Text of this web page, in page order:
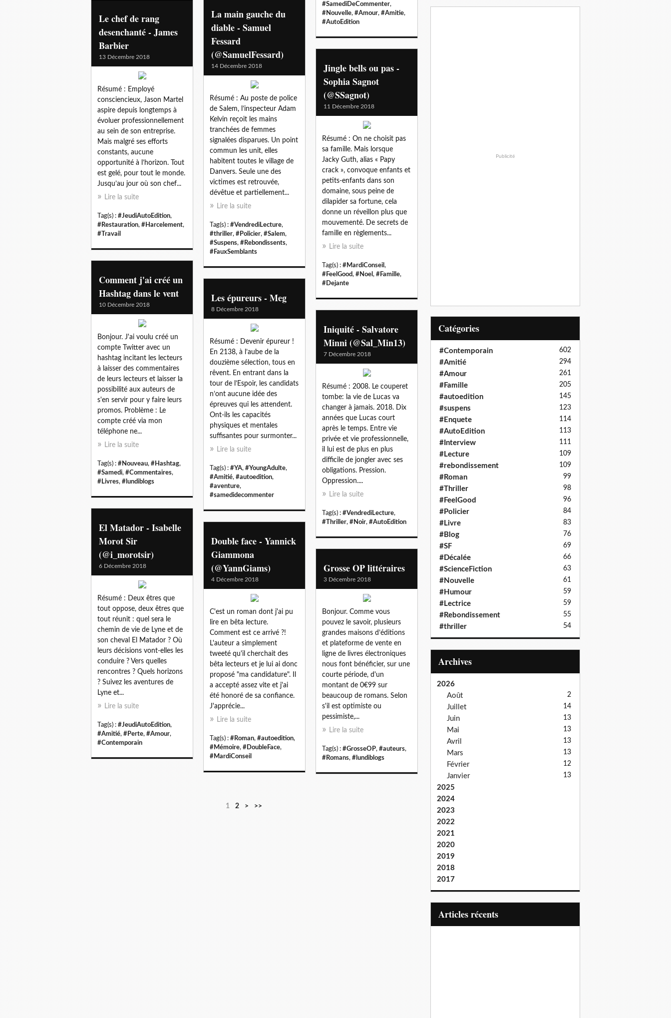
#SamediDeCommenter,
#Nouvelle, #Amour, #Amitie,
#AutoEdition
La main gauche du
diable - Samuel
Fessard
(@SamuelFessard)
14 Décembre 2018
Résumé : Au poste de police
de Salem, l’inspecteur Adam
Kelvin reçoit les mains
tranchées de femmes
signalées disparues. Un point
commun les unit, elles
habitent toutes le village de
Danvers. Seule une des
victimes est retrouvée,
dévêtue et partiellement...
Lire la suite
Tag(s) : #VendrediLecture,
#thriller, #Policier, #Salem,
#Suspens, #Rebondissents,
#FauxSemblants
Le chef de rang
desenchanté - James
Barbier
13 Décembre 2018
Résumé : Employé
consciencieux, Jason Martel
aspire depuis longtemps à
évoluer professionnellement
au sein de son entreprise.
Mais malgré ses efforts
constants, aucune
opportunité à l’horizon. Tout
est gelé, pour tout le monde.
Jusqu’au jour où son chef...
Lire la suite
Tag(s) : #JeudiAutoEdition,
#Restauration, #Harcelement,
#Travail
Jingle bells ou pas -
Sophia Sagnot
(@SSagnot)
11 Décembre 2018
Résumé : On ne choisit pas
sa famille. Mais lorsque
Jacky Guth, alias « Papy
crack », convoque enfants et
petits-enfants dans son
domaine, sous peine de
dilapider sa fortune, cela
donne un réveillon plus que
mouvementé. De secrets de
famille en règlements...
Lire la suite
Tag(s) : #MardiConseil ,
#FeelGood, #Noel , #Famille,
#Dejante
Comment j'ai créé un
Hashtag dans le vent
10 Décembre 2018
Bonjour. J'ai voulu créé un
compte Twitter avec un
hashtag incitant les lecteurs
à laisser des commentaires
de leurs lecteurs et laisser la
possibilité aux auteurs de
s'en servir pour y faire leurs
promos. Problème : Le
compte créé via mon
téléphone ne...
Lire la suite
Tag(s) : #Nouveau, #Hashtag,
#Samedi, #Commentaires,
#Livres, #lundiblogs
Les épureurs - Meg
8 Décembre 2018
Résumé : Devenir épureur !
En 2138, à l’aube de la
douzième sélection, tous en
rêvent. En entrant dans la
tour de l’Espoir, les candidats
n’ont aucune idée des
épreuves qui les attendent.
Ont-ils les capacités
physiques et mentales
suffisantes pour surmonter...
Lire la suite
Tag(s) : #YA, #YoungAdulte,
#Amitié, #autoedition,
#aventure,
#samedidecommenter
Iniquité - Salvatore
Minni (@Sal_Min13)
7 Décembre 2018
Résumé : 2008. Le couperet
tombe: la vie de Lucas va
changer à jamais. 2018. Dix
années que Lucas court
après le temps. Entre vie
privée et vie professionnelle,
il lui est de plus en plus
difficile de jongler avec ses
obligations. Pression.
Oppression....
Lire la suite
Tag(s) : #VendrediLecture,
#Thriller, #Noir, #AutoEdition
El Matador - Isabelle
Morot Sir
(@i_morotsir)
6 Décembre 2018
Résumé : Deux êtres que
tout oppose, deux êtres que
tout réunit : quel sera le
chemin de vie de Lyne et de
son cheval El Matador ? Où
leurs décisions vont-elles les
conduire ? Vers quelles
rencontres ? Quels horizons
? Suivez les aventures de
Lyne et...
Lire la suite
Tag(s) : #JeudiAutoEdition,
#Amitié, #Perte, #Amour,
#Contemporain
Double face - Yannick
Giammona
(@YannGiams)
4 Décembre 2018
C'est un roman dont j'ai pu
lire en bêta lecture.
Comment est ce arrivé ?!
L'auteur a simplement
tweeté qu'il cherchait des
bêta lecteurs et je lui ai donc
proposé "ma candidature". Il
a accepté assez vite et j'ai
été honoré de sa confiance.
J'apprécie...
Lire la suite
Tag(s) : #Roman, #autoedition,
#Mémoire, #DoubleFace,
#MardiConseil
Grosse OP littéraires
3 Décembre 2018
Bonjour. Comme vous
pouvez le savoir, plusieurs
grandes maisons d’éditions
et plateforme de vente en
ligne de livres électroniques
nous font bénéficier, sur une
courte période, d'un
montant de 0€99 sur
beaucoup de romans. Selon
s'il est optimiste ou
pessimiste,...
Lire la suite
Tag(s) : #GrosseOP, #auteurs,
#Romans, #lundiblogs
1 2 > >>
Publicité
Catégories
#Contemporain 602
#Amitié 294
#Amour 261
#Famille 205
#autoedition 145
#suspens 123
#Enquete 114
#AutoEdition 113
#Interview 111
#Lecture 109
#rebondissement 109
#Roman 99
#Thriller 98
#FeelGood 96
#Policier 84
#Livre 83
#Blog 76
#SF 69
#Décalée 66
#ScienceFiction 63
#Nouvelle 61
#Humour 59
#Lectrice 59
#Rebondissement 55
#thriller 54
Archives
2026
Août
2
Juillet 14
Juin 13
Mai 13
Avril 13
Mars 13
Février 12
Janvier 13
2025
2024
2023
2022
2021
2020
2019
2018
2017
articles récents